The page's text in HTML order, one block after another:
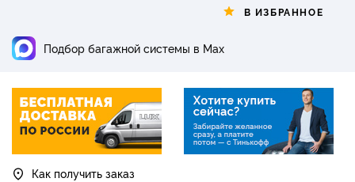
В ИЗБРАННОЕ
Подбор багажной системы в Max
Как получить заказ